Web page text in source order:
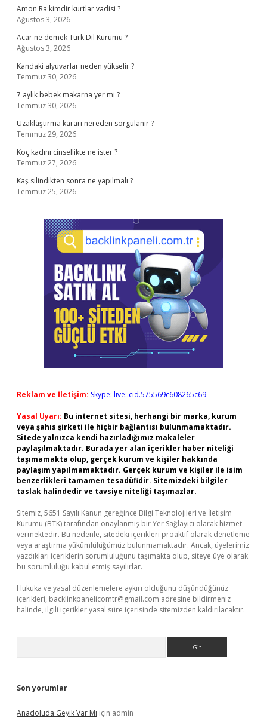
Amon Ra kimdir kurtlar vadisi ?
Ağustos 3, 2026
Acar ne demek Türk Dil Kurumu ?
Ağustos 3, 2026
Kandaki alyuvarlar neden yükselir ?
Temmuz 30, 2026
7 aylık bebek makarna yer mi ?
Temmuz 30, 2026
Uzaklaştırma kararı nereden sorgulanır ?
Temmuz 29, 2026
Koç kadını cinsellikte ne ister ?
Temmuz 27, 2026
Kaş silindikten sonra ne yapılmalı ?
Temmuz 25, 2026
Reklam ve İletişim: Skype: live:.cid.575569c608265c69
Yasal Uyarı: Bu internet sitesi, herhangi bir marka, kurum
veya şahıs şirketi ile hiçbir bağlantısı bulunmamaktadır.
Sitede yalnızca kendi hazırladığımız makaleler
paylaşılmaktadır. Burada yer alan içerikler haber niteliği
taşımamakta olup, gerçek kurum ve kişiler hakkında
paylaşım yapılmamaktadır. Gerçek kurum ve kişiler ile isim
benzerlikleri tamamen tesadüfidir. Sitemizdeki bilgiler
taslak halindedir ve tavsiye niteliği taşımazlar.
Sitemiz, 5651 Sayılı Kanun gereğince Bilgi Teknolojileri ve İletişim
Kurumu (BTK) tarafından onaylanmış bir Yer Sağlayıcı olarak hizmet
vermektedir. Bu nedenle, sitedeki içerikleri proaktif olarak denetleme
veya araştırma yükümlülüğümüz bulunmamaktadır. Ancak, üyelerimiz
yazdıkları içeriklerin sorumluluğunu taşımakta olup, siteye üye olarak
bu sorumluluğu kabul etmiş sayılırlar.
Hukuka ve yasal düzenlemelere aykırı olduğunu düşündüğünüz
içerikleri, backlinkpanelicomtr@gmail.com adresine bildirmeniz
halinde, ilgili içerikler yasal süre içerisinde sitemizden kaldırılacaktır.
Son yorumlar
Anadoluda Geyik Var Mı için admin